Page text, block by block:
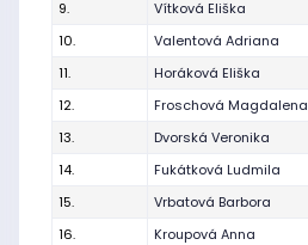
9. Vítková Eliška
10.
Valentová Adriana
11.
Horáková Eliška
12.
Froschová Magdalena
13.
Dvorská Veronika
14.
Fukátková Ludmila
15.
Vrbatová Barbora
16.
Kroupová Anna